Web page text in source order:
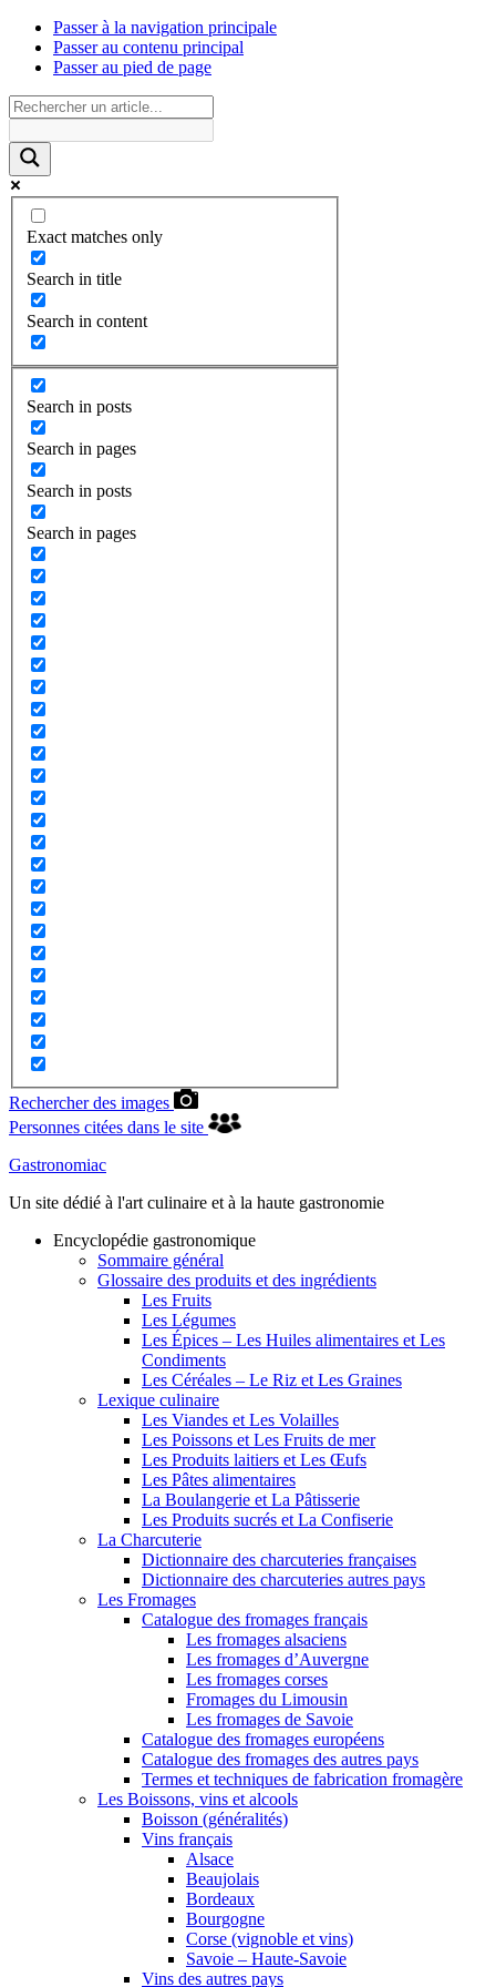
Passer à la navigation principale
Passer au contenu principal
Passer au pied de page
Exact matches only
Search in title
Search in content
Search in posts
Search in pages
Search in posts
Search in pages
Rechercher des images
Personnes citées dans le site
Gastronomiac
Un site dédié à l'art culinaire et à la haute gastronomie
Encyclopédie gastronomique
Sommaire général
Glossaire des produits et des ingrédients
Les Fruits
Les Légumes
Les Épices – Les Huiles alimentaires et Les
Condiments
Les Céréales – Le Riz et Les Graines
Lexique culinaire
Les Viandes et Les Volailles
Les Poissons et Les Fruits de mer
Les Produits laitiers et Les Œufs
Les Pâtes alimentaires
La Boulangerie et La Pâtisserie
Les Produits sucrés et La Confiserie
La Charcuterie
Dictionnaire des charcuteries françaises
Dictionnaire des charcuteries autres pays
Les Fromages
Catalogue des fromages français
Les fromages alsaciens
Les fromages d’Auvergne
Les fromages corses
Fromages du Limousin
Les fromages de Savoie
Catalogue des fromages européens
Catalogue des fromages des autres pays
Termes et techniques de fabrication fromagère
Les Boissons, vins et alcools
Boisson (généralités)
Vins français
Alsace
Beaujolais
Bordeaux
Bourgogne
Corse (vignoble et vins)
Savoie – Haute-Savoie
Vins des autres pays